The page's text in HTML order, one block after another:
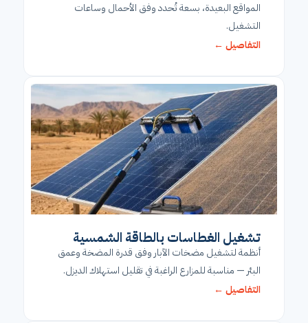
المواقع البعيدة، بسعة تُحدد وفق الأحمال وساعات
التشغيل.
التفاصيل ←
تشغيل الغطاسات بالطاقة الشمسية
أنظمة لتشغيل مضخات الآبار وفق قدرة المضخة وعمق
البئر — مناسبة للمزارع الراغبة في تقليل استهلاك الديزل.
التفاصيل ←